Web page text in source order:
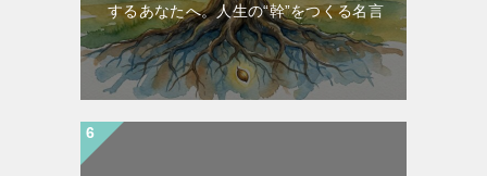
するあなたへ。人生の“幹”をつくる名言